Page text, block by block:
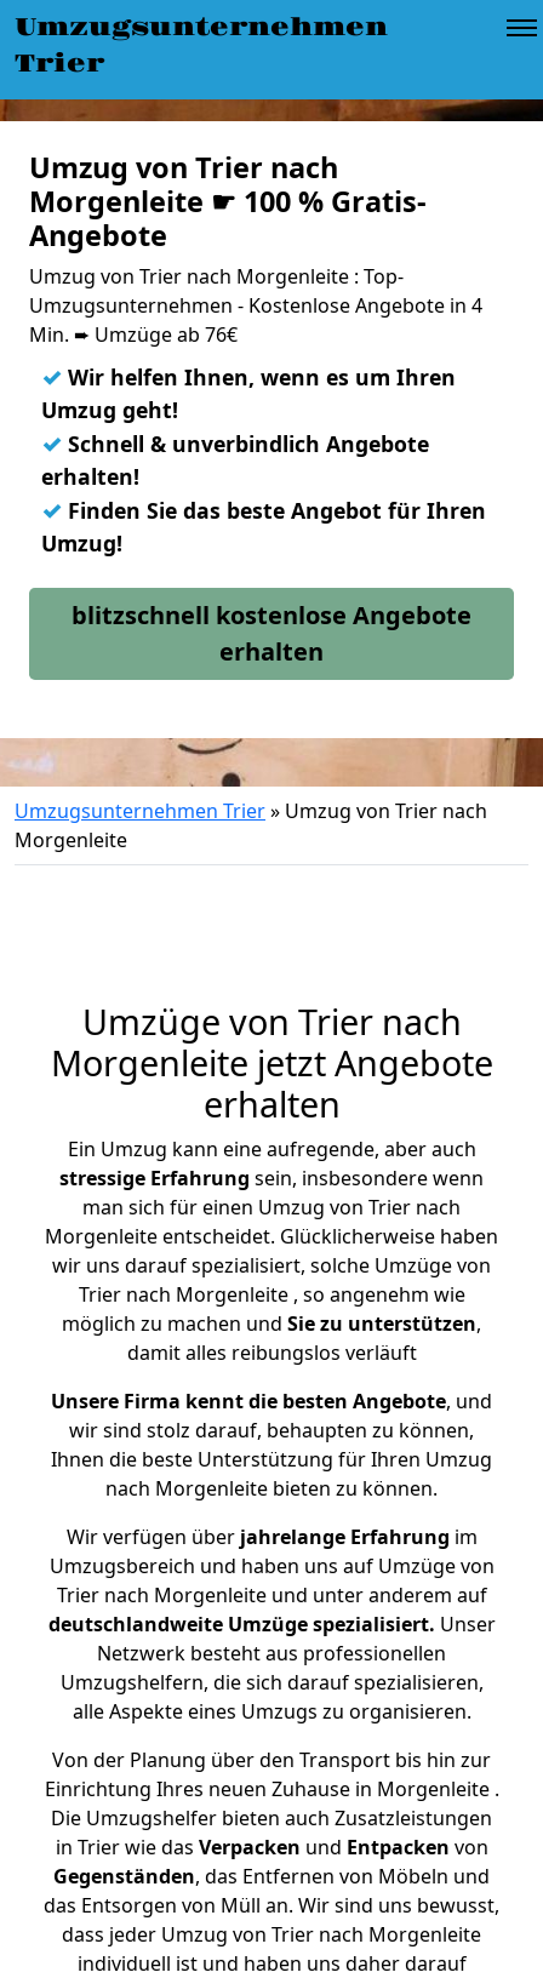
Umzugsunternehmen
Trier
Umzug von Trier nach
Morgenleite ☛ 100 % Gratis-
Angebote
Umzug von Trier nach Morgenleite : Top-
Umzugsunternehmen - Kostenlose Angebote in 4
Min. ➨ Umzüge ab 76€
✓ Wir helfen Ihnen, wenn es um Ihren
Umzug geht!
✓ Schnell & unverbindlich Angebote
erhalten!
✓ Finden Sie das beste Angebot für Ihren
Umzug!
blitzschnell kostenlose Angebote
erhalten
Umzugsunternehmen Trier» Umzug von Trier nach
Morgenleite
Umzüge von Trier nach
Morgenleite jetzt Angebote
erhalten
Ein Umzug kann eine aufregende, aber auch
stressige Erfahrung sein, insbesondere wenn
man sich für einen Umzug von Trier nach
Morgenleite entscheidet. Glücklicherweise haben
wir uns darauf spezialisiert, solche Umzüge von
Trier nach Morgenleite , so angenehm wie
möglich zu machen und Sie zu unterstützen,
damit alles reibungslos verläuft
Unsere Firma kennt die besten Angebote, und
wir sind stolz darauf, behaupten zu können,
Ihnen die beste Unterstützung für Ihren Umzug
nach Morgenleite bieten zu können.
Wir verfügen überjahrelange Erfahrung im
Umzugsbereich und haben uns auf Umzüge von
Trier nach Morgenleite und unter anderem auf
deutschlandweite Umzüge spezialisiert. Unser
Netzwerk besteht aus professionellen
Umzugshelfern, die sich darauf spezialisieren,
alle Aspekte eines Umzugs zu organisieren.
Von der Planung über den Transport bis hin zur
Einrichtung Ihres neuen Zuhause in Morgenleite .
Die Umzugshelfer bieten auch Zusatzleistungen
in Trier wie das Verpacken und Entpacken von
Gegenständen, das Entfernen von Möbeln und
das Entsorgen von Müll an. Wir sind uns bewusst,
dass jeder Umzug von Trier nach Morgenleite
individuell ist und haben uns daher darauf